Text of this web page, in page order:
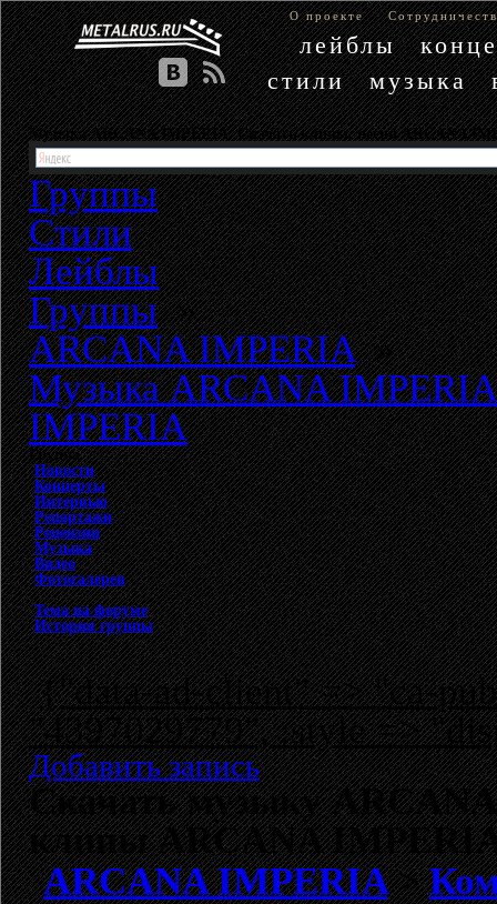
О проекте
лейблы
стили
музыка
Музыка ARCANA IMPERIA. Скачать клипы, песни ARCANA
Группы
Стили
Лейблы
Группы»
ARCANA IMPERIA»
Музыка ARCANA
IMPERIA
Группа
Новости
Концерты
Интервью
Репортажи
Рецензии
Музыка
Видео
Фотогалерея
Тема на форуме
История группы
{"data-ad-client" => "ca-
"4397029779", :style =>
Добавить запись
Скачать музыку
клипы ARCANA
ARCANA IMPERIA>